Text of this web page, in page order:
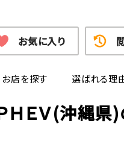
お店を探す 選ばれる理
お気に入り
ＨＥＶ(沖縄